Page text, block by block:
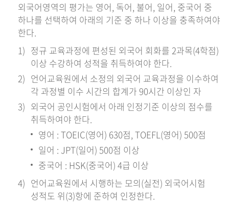
외국어영역의 평가는 영어, 독어, 불어, 일어, 중국어 중
하나를 선택하여 아래의 기준 중 하나 이상을 충족하여야
한다.
정규 교육과정에 편성된 외국어 회화를 2과목(4학점)
이상 수강하여 성적을 취득하여야 한다.
언어교육원에서 소정의 외국어 교육과정을 이수하여
각 과정별 이수 시간의 합계가 90시간 이상인 자
외국어 공인시험에서 아래 인정기준 이상의 점수를
취득하여야 한다.
영어 : TOEIC(영어) 630점, TOEFL(영어) 500점
일어 : JPT(일어) 500점 이상
중국어 : HSK(중국어) 4급 이상
언어교육원에서 시행하는 모의(실전) 외국어시험
성적도 위(3)항에 준하여 인정한다.